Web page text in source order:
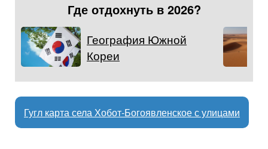
Где отдохнуть в 2026?
География Южной
Кореи
Гугл карта села Хобот-Богоявленское с улицами